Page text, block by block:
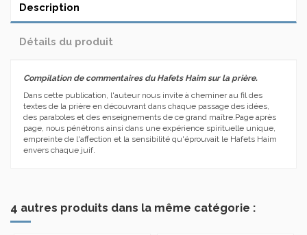
Description
Détails du produit
Compilation de commentaires du Hafets Haim sur la prière.
Dans cette publication, l'auteur nous invite à cheminer au fil des
textes de la prière en découvrant dans chaque passage des idées,
des paraboles et des enseignements de ce grand maître.Page après
page, nous pénétrons ainsi dans une expérience spirituelle unique,
empreinte de l'affection et la sensibilité qu'éprouvait le Hafets Haim
envers chaque juif.
4 autres produits dans la même catégorie :